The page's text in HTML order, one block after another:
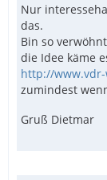
Nur
das.
Bin so
die Idee käme
http://
zumindest
Gruß Dietmar